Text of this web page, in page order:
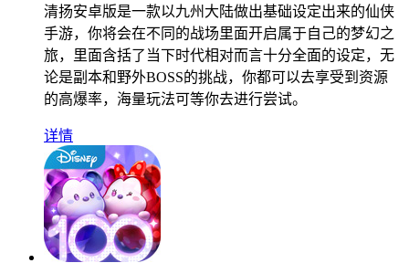
清扬安卓版是一款以九州大陆做出基础设定出来的仙侠
手游，你将会在不同的战场里面开启属于自己的梦幻之
旅，里面含括了当下时代相对而言十分全面的设定，无
论是副本和野外BOSS的挑战，你都可以去享受到资源
的高爆率，海量玩法可等你去进行尝试。
详情